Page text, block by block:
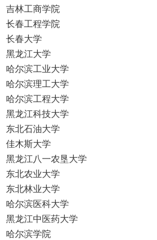
吉林工商学院
长春工程学院
长春大学
黑龙江大学
哈尔滨工业大学
哈尔滨理工大学
哈尔滨工程大学
黑龙江科技大学
东北石油大学
佳木斯大学
黑龙江八一农垦大学
东北农业大学
东北林业大学
哈尔滨医科大学
黑龙江中医药大学
哈尔滨学院